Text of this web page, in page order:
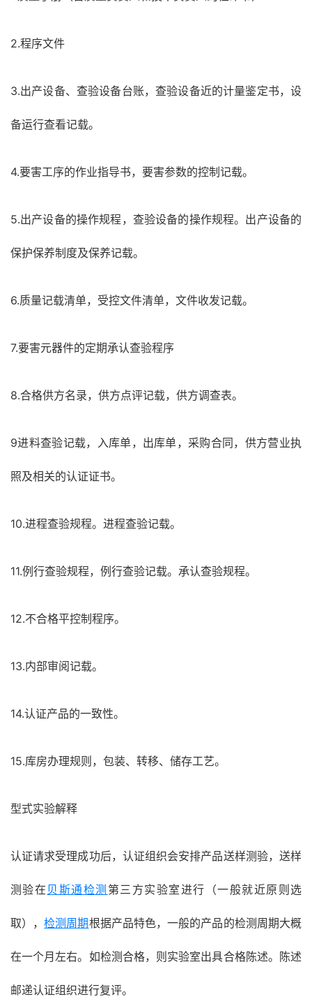
2.程序文件
3.出产设备、查验设备台账，查验设备近的计量鉴定书，设
备运行查看记载。
4.要害工序的作业指导书，要害参数的控制记载。
5.出产设备的操作规程，查验设备的操作规程。出产设备的
保护保养制度及保养记载。
6.质量记载清单，受控文件清单，文件收发记载。
7.要害元器件的定期承认查验程序
8.合格供方名录，供方点评记载，供方调查表。
9进料查验记载，入库单，出库单，采购合同，供方营业执
照及相关的认证证书。
10.进程查验规程。进程查验记载。
11.例行查验规程，例行查验记载。承认查验规程。
12.不合格平控制程序。
13.内部审阅记载。
14.认证产品的一致性。
15.库房办理规则，包装、转移、储存工艺。
型式实验解释
认证请求受理成功后，认证组织会安排产品送样测验，送样
测验在 贝斯通检测 第三方实验室进行（一般就近原则选
取），检测周期根据产品特色，一般的产品的检测周期大概
在一个月左右。如检测合格，则实验室出具合格陈述。陈述
邮递认证组织进行复评。